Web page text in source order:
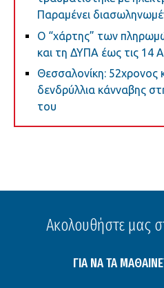
Παραμένει
Ο “χάρτης” των
και τη ΔΥΠΑ έως τις 14
Θεσσαλονίκη: 52χρονος
δενδρύλλια κάνναβης
του
Ακολουθήστε μας
ΓΙΑ ΝΑ ΤΑ